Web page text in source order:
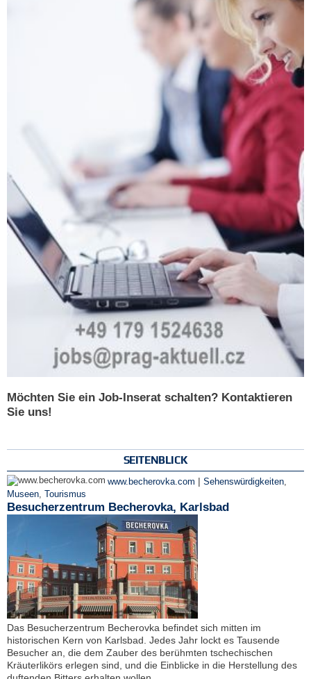
Möchten Sie ein Job-Inserat schalten? Kontaktieren
Sie uns!
SEITENBLICK
www.becherovka.com | Sehenswürdigkeiten,
Museen, Tourismus
Besucherzentrum Becherovka, Karlsbad
Das Besucherzentrum Becherovka befindet sich mitten im
historischen Kern von Karlsbad. Jedes Jahr lockt es Tausende
Besucher an, die dem Zauber des berühmten tschechischen
Kräuterlikörs erlegen sind, und die Einblicke in die Herstellung des